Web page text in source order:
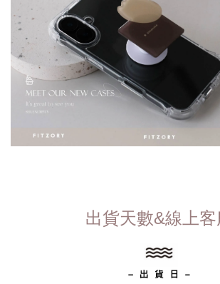
出貨天數&線上客